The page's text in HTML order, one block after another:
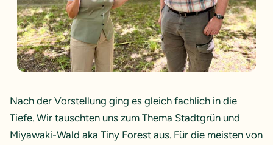
Nach der Vorstellung ging es gleich fachlich in die
Tiefe. Wir tauschten uns zum Thema Stadtgrün und
Miyawaki-Wald aka Tiny Forest aus. Für die meisten von